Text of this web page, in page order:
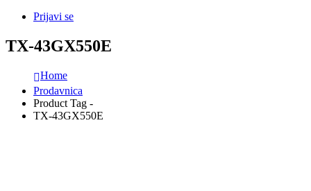
Prijavi se
TX-43GX550E
Home
Prodavnica
Product Tag -
TX-43GX550E